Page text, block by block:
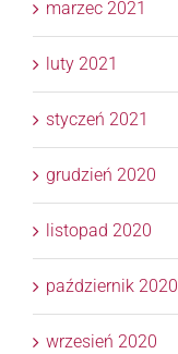
marzec 2021
luty 2021
styczeń 2021
grudzień 2020
listopad 2020
październik 2020
wrzesień 2020